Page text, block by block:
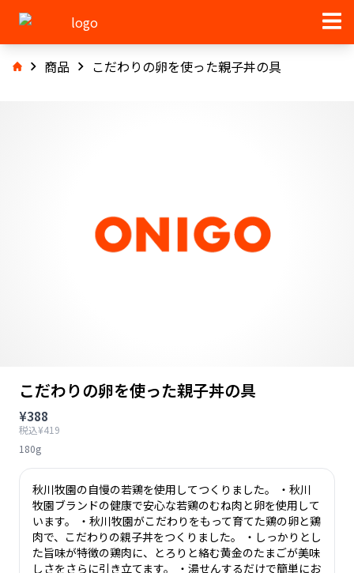
商品 こだわりの卵を使った親子丼の具
こだわりの卵を使った親子丼の具
¥388
税込¥419
180g
秋川牧園の自慢の若鶏を使用してつくりました。 ・秋川
牧園ブランドの健康で安心な若鶏のむね肉と卵を使用して
います。 ・秋川牧園がこだわりをもって育てた鶏の卵と鶏
肉で、こだわりの親子丼をつくりました。 ・しっかりとし
た旨味が特徴の鶏肉に、とろりと絡む黄金のたまごが美味
しさをさらに引き立てます。 ・湯せんするだけで簡単にお